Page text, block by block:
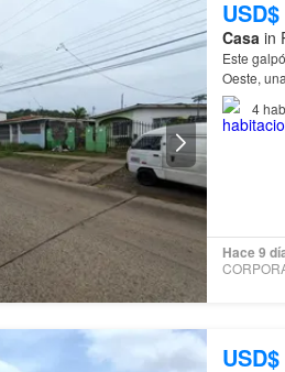
Casa in
Este
Oeste,
cuenta con:
4
Hace 9